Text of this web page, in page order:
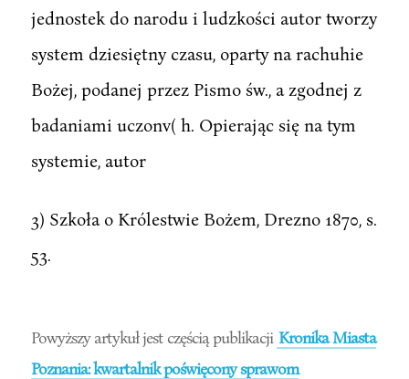
jednostek do narodu i ludzkości autor tworzy
system dziesiętny czasu, oparty na rachuhie
Bożej, podanej przez Pismo św., a zgodnej z
badaniami uczonv( h. Opierając się na tym
systemie, autor
3) Szkoła o Królestwie Bożem, Drezno 1870, s.
53.
Powyższy artykuł jest częścią publikacji Kronika Miasta
Poznania: kwartalnik poświęcony sprawom